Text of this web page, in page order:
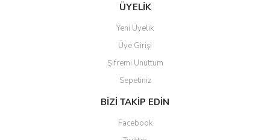
ÜYELİK
Yeni Üyelik
Üye Girişi
Şifremi Unuttum
Sepetiniz
BİZİ TAKİP EDİN
Facebook